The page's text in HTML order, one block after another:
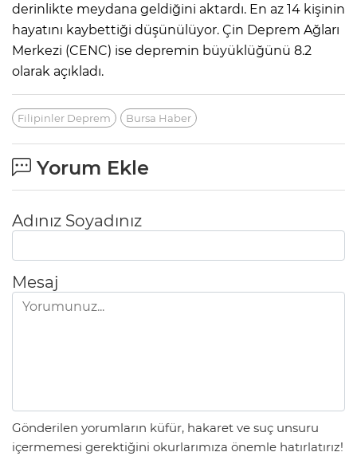
derinlikte meydana geldiğini aktardı. En az 14 kişinin
hayatını kaybettiği düşünülüyor. Çin Deprem Ağları
Merkezi (CENC) ise depremin büyüklüğünü 8.2
olarak açıkladı.
Filipinler Deprem Bursa Haber
Yorum Ekle
Adınız Soyadınız
Mesaj
Gönderilen yorumların küfür, hakaret ve suç unsuru
içermemesi gerektiğini okurlarımıza önemle hatırlatırız!